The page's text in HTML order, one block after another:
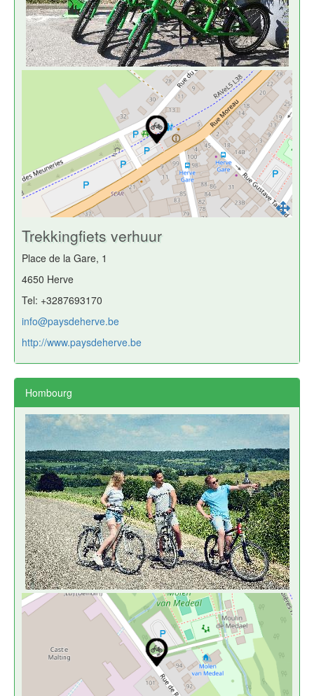
Trekkingfiets verhuur
Place de la Gare, 1
4650 Herve
Tel: +3287693170
info@paysdeherve.be
http://www.paysdeherve.be
Hombourg